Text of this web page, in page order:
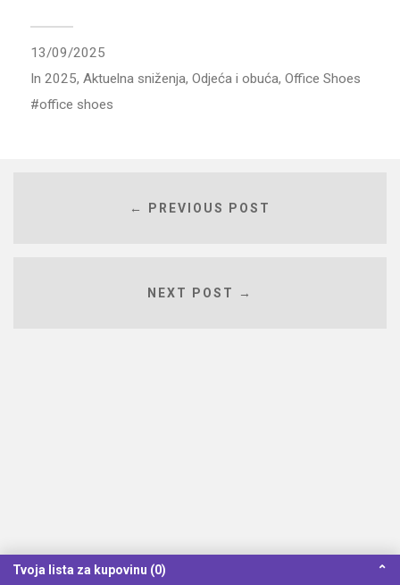
13/09/2025
In 2025, Aktuelna sniženja, Odjeća i obuća, Office Shoes
office shoes
← PREVIOUS POST
NEXT POST →
Tvoja lista za kupovinu (0) ⌃